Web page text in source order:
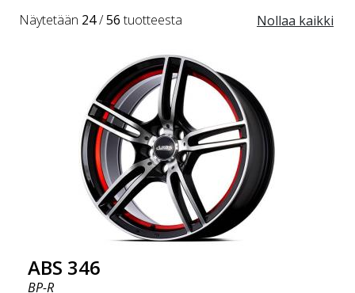
Nollaa kaikki
Näytetään 24/56tuotteesta
ABS 346
BP-R